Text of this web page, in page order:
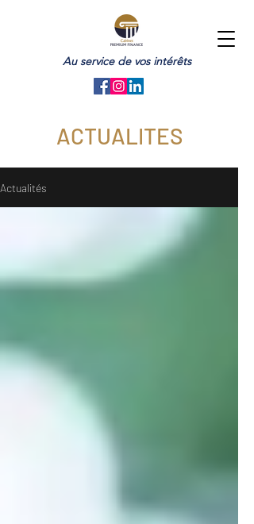
Au service de vos intérêts
ACTUALITES
Actualités